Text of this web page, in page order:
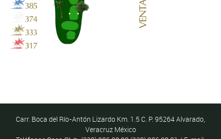
Carr. Boca del Río-Antón Lizardo Km. 1.5 C. P. 95264 Alvarado,
Veracruz México